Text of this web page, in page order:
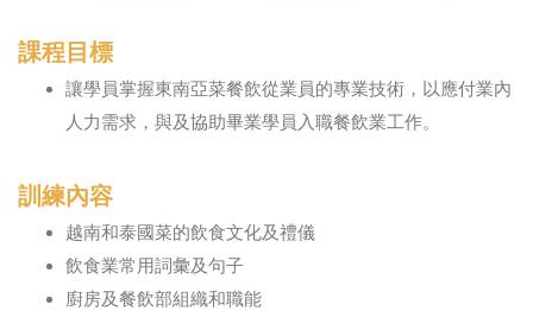
課程目標
讓學員掌握東南亞菜餐飲從業員的專業技術，以應付業內
人力需求，與及協助畢業學員入職餐飲業工作。
訓練內容
越南和泰國菜的飲食文化及禮儀
飲食業常用詞彙及句子
廚房及餐飲部組織和職能